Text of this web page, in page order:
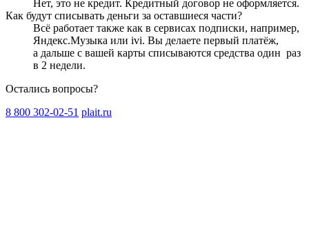
Нет, это не кредит. Кредитный договор не оформляется.
Как будут списывать деньги за оставшиеся части?
Всё работает также как в сервисах подписки, например,
Яндекс.Музыка или ivi. Вы делаете первый платёж,
а дальше с вашей карты списываются средства один раз
в 2 недели.
Остались вопросы?
8 800 302-02-51 plait.ru